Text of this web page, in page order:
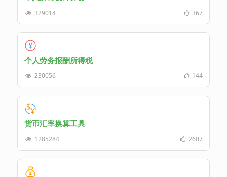
329014 367
个人劳务报酬所得税
230056 144
货币汇率换算工具
1285284 2607